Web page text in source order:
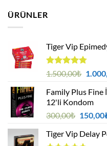
ÜRÜNLER
Tiger Vip
5
üzerinden
4.75
oy
aldı
1.500,00₺
Family Plus Fine
12'li Kondom
300,00₺ Orijinal
150,00
Tiger Vip Delay